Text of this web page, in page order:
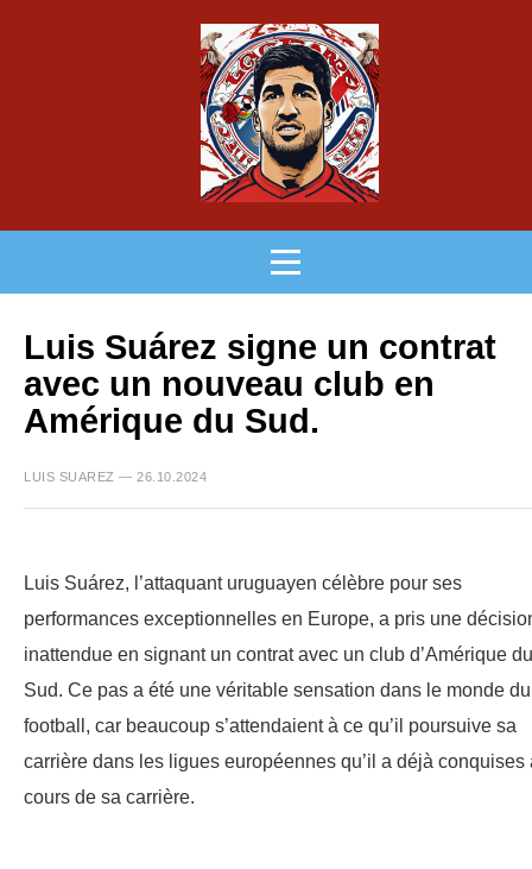
Luis Suárez signe un contrat
avec un nouveau club en
Amérique du Sud.
LUIS SUAREZ — 26.10.2024
Luis Suárez, l’attaquant uruguayen célèbre pour ses
performances exceptionnelles en Europe, a pris une
inattendue en signant un contrat avec un club d’Amérique du
Sud. Ce pas a été une véritable sensation dans le monde du
football, car beaucoup s’attendaient à ce qu’il poursuive sa
carrière dans les ligues européennes qu’il a déjà conquises
cours de sa carrière.